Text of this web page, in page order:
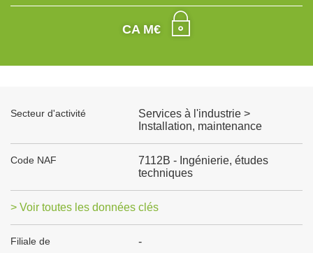
CA M€
Secteur d'activité
Services à l'industrie >
Installation, maintenance
Code NAF
7112B - Ingénierie, études
techniques
> Voir toutes les données clés
Filiale de -